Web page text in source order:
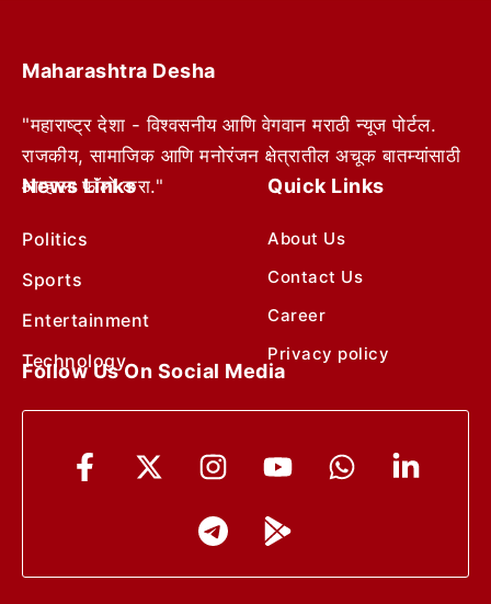
Maharashtra Desha
"महाराष्ट्र देशा - विश्वसनीय आणि वेगवान मराठी न्यूज पोर्टल.
राजकीय, सामाजिक आणि मनोरंजन क्षेत्रातील अचूक बातम्यांसाठी
आम्हाला फॉलो करा."
News Links
Politics
Sports
Entertainment
Technology
Quick Links
About Us
Contact Us
Career
Privacy policy
Follow Us On Social Media